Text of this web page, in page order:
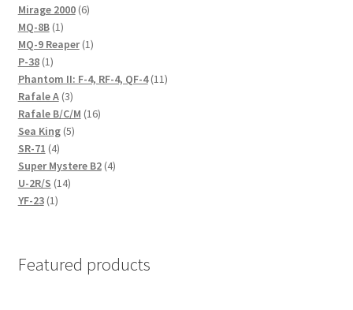
Mirage 2000 66
MQ-8B 11
product
MQ-9 Reaper 11
P-38 11
product
Phantom II: F-4, RF-4, QF-4 1111
Rafale A 33
products
Rafale B/C/M 1616
Sea King 55
SR-71 44
products
Super Mystere B2 44
U-2R/S 1414
YF-23 11
Featured products